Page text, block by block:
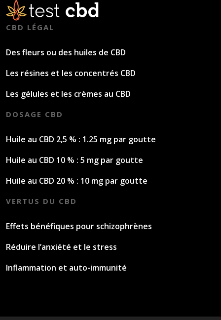
CBD LÉGAL
Des fleurs ou des huiles de CBD
Les résines et les concentrés CBD
Les gélules et les crèmes au CBD
DOSAGE CBD
Huile au CBD 2,5 % : 1.25 mg par goutte
Huile au CBD 10 % : 5 mg par goutte
Huile au CBD 20 % : 10 mg par goutte
VERTUS DU CBD
Effets bénéfiques pour schizophrènes
Réduire l’anxiété et le stress
Inflammation et auto-immunité